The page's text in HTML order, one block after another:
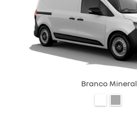
Branco Mineral